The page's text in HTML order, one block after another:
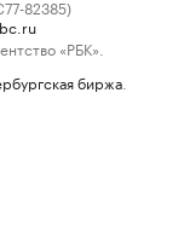
82385)
«РБК».
биржа